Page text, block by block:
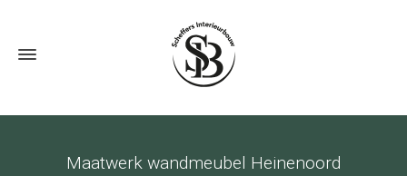
Maatwerk wandmeubel Heinenoord